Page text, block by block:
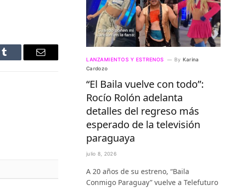
Tumblr Email LANZAMIENTOS Y ESTRENOS By Karina
Cardozo
“El Baila vuelve con todo”:
Rocío Rolón adelanta
detalles del regreso más
esperado de la televisión
paraguaya
julio 8, 2026
A 20 años de su estreno, “Baila
Conmigo Paraguay” vuelve a Telefuturo